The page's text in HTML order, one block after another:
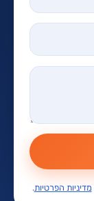
מדיניות הפרטיות.